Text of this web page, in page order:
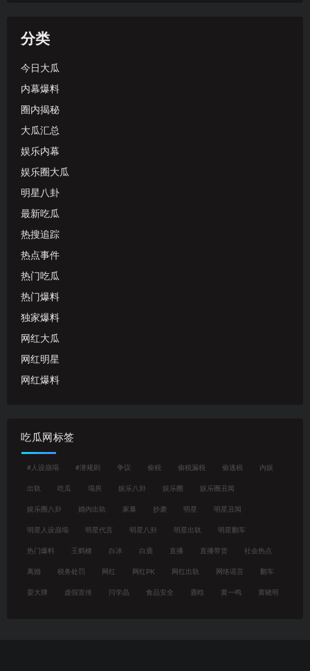
分类
今日大瓜
内幕爆料
圈内揭秘
大瓜汇总
娱乐内幕
娱乐圈大瓜
明星八卦
最新吃瓜
热搜追踪
热点事件
热门吃瓜
热门爆料
独家爆料
网红大瓜
网红明星
网红爆料
吃瓜网标签
#人设崩塌 #潜规则 争议 偷税 偷税漏税 偷逃税 内娱
出轨 吃瓜 塌房 娱乐八卦 娱乐圈 娱乐圈丑闻
娱乐圈八卦 婚内出轨 家暴 抄袭 明星 明星丑闻
明星人设崩塌 明星代言 明星八卦 明星出轨 明星翻车
热门爆料 王鹤棣 白冰 白鹿 直播 直播带货 社会热点
离婚 税务处罚 网红 网红PK 网红出轨 网络谣言 翻车
耍大牌 虚假宣传 闫学晶 食品安全 鹿晗 黄一鸣 黄晓明